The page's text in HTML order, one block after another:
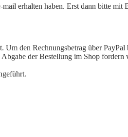
erhalten haben. Erst dann bitte
den Rechnungsbetrag über
der Bestellung im Shop